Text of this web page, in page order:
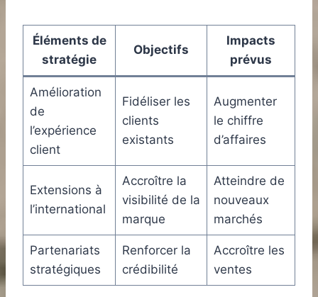
Éléments de
stratégie
Objectifs
Impacts
prévus
Amélioration
de
l’expérience
client
Fidéliser les
clients
existants
Augmenter
le chiffre
d’affaires
Extensions à
l’international
Accroître la
visibilité de la
marque
Atteindre de
nouveaux
marchés
Partenariats
stratégiques
Renforcer la
crédibilité
Accroître les
ventes